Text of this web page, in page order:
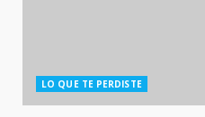
LO QUE TE PERDISTE